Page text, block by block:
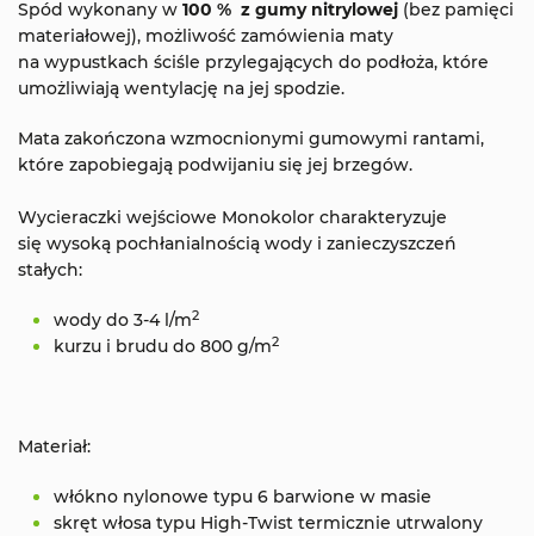
Spód wykonany w 100 % z gumy nitrylowej (bez pamięci
materiałowej), możliwość zamówienia maty
na wypustkach ściśle przylegających do podłoża, które
umożliwiają wentylację na jej spodzie.
Mata zakończona wzmocnionymi gumowymi rantami,
które zapobiegają podwijaniu się jej brzegów.
Wycieraczki wejściowe Monokolor charakteryzuje
się wysoką pochłanialnością wody i zanieczyszczeń
stałych:
wody do 3-4 l/m2
kurzu i brudu do 800 g/m2
Materiał:
włókno nylonowe typu 6 barwione w masie
skręt włosa typu High-Twist termicznie utrwalony